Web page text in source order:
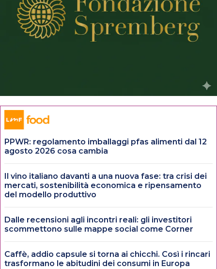
PPWR: regolamento imballaggi pfas alimenti dal 12
agosto 2026 cosa cambia
Il vino italiano davanti a una nuova fase: tra crisi dei
mercati, sostenibilità economica e ripensamento
del modello produttivo
Dalle recensioni agli incontri reali: gli investitori
scommettono sulle mappe social come Corner
Caffè, addio capsule si torna ai chicchi. Così i rincari
trasformano le abitudini dei consumi in Europa